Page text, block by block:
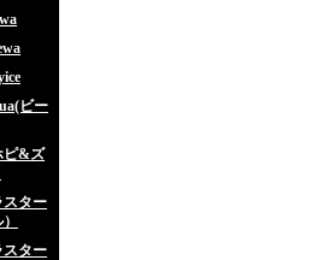
ビー
ピ&ズ
ター
ター